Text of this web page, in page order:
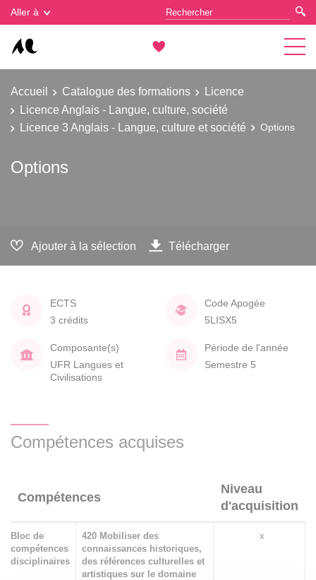
Aller à
Accueil Catalogue des formations
Licence
Licence Anglais - Langue, culture, société
Licence 3 Anglais - Langue, culture et société
Options
Options
Ajouter à la sélection Télécharger
ECTS
3 crédits
Code Apogée
5LISX5
Composante(s)
UFR Langues et
Civilisations
Période de l'année
Semestre 5
Compétences acquises
Compétences
Niveau
d'acquisition
Bloc de
compétences
disciplinaires
420 Mobiliser des
connaissances historiques,
des références culturelles et
artistiques sur le domaine
x
Gestion des cookies